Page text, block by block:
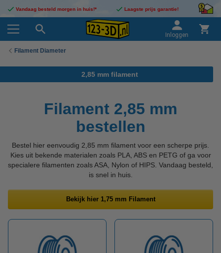
Vandaag besteld morgen in huis!* Laagste prijs garantie!
Inloggen
Filament Diameter
2,85 mm filament
Filament 2,85 mm
bestellen
Bestel hier eenvoudig 2,85 mm filament voor een scherpe prijs.
Kies uit bekende materialen zoals PLA, ABS en PETG of ga voor
specialere filamenten zoals ASA, Nylon of HIPS. Vandaag besteld,
is snel in huis.
Bekijk hier 1,75 mm Filament